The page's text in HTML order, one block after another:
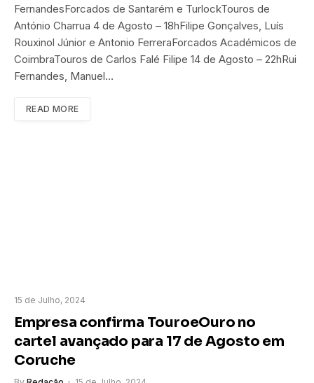
FernandesForcados de Santarém e TurlockTouros de
António Charrua 4 de Agosto – 18hFilipe Gonçalves, Luís
Rouxinol Júnior e Antonio FerreraForcados Académicos de
CoimbraTouros de Carlos Falé Filipe 14 de Agosto – 22hRui
Fernandes, Manuel…
READ MORE
15 de Julho, 2024
Empresa confirma TouroeOuro no
cartel avançado para 17 de Agosto em
Coruche